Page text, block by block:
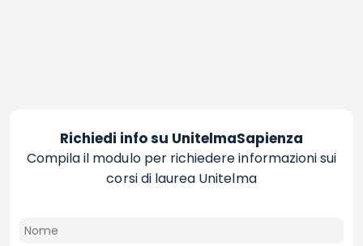
Richiedi info su UnitelmaSapienza
Compila il modulo per richiedere informazioni sui
corsi di laurea Unitelma